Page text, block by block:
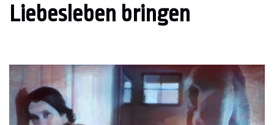
Liebesleben bringen